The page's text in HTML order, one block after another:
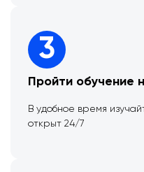
3
Пройти обучение
В удобное время
открыт 24/7